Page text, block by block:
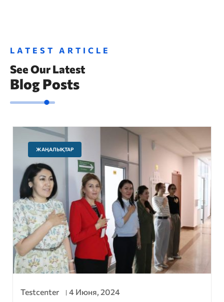
LATEST ARTICLE
See Our Latest
Blog Posts
ЖАҢАЛЫҚТАР
Testcenter 4 Июня, 2024